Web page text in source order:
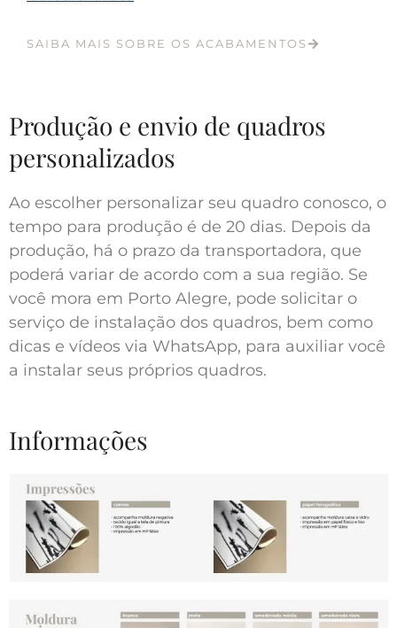
SAIBA MAIS SOBRE OS ACABAMENTOS
Produção e envio de quadros
personalizados
Ao escolher personalizar seu quadro conosco, o
tempo para produção é de 20 dias. Depois da
produção, há o prazo da transportadora, que
poderá variar de acordo com a sua região. Se
você mora em Porto Alegre, pode solicitar o
serviço de instalação dos quadros, bem como
dicas e vídeos via WhatsApp, para auxiliar você
a instalar seus próprios quadros.
Informações